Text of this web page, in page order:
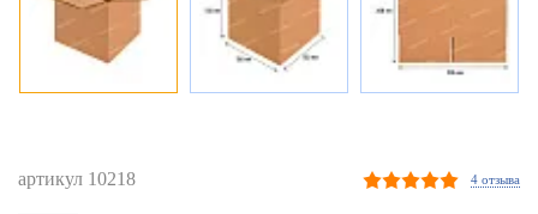
артикул 10218 4 отзыва